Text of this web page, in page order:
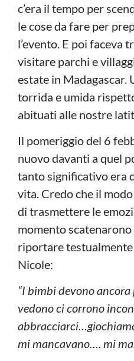
c’era il tempo per
le cose da fare per
l’evento. E poi faceva
visitare parchi e
estate in Madagascar.
torrida e umida
abituati alle nostre
Il pomeriggio del 6
nuovo davanti a quel
tanto significativo era
vita. Credo che il
di trasmettere le
momento
riportare
Nicole:
“I bimbi devono
vedono ci corrono
mi mancavano…. mi